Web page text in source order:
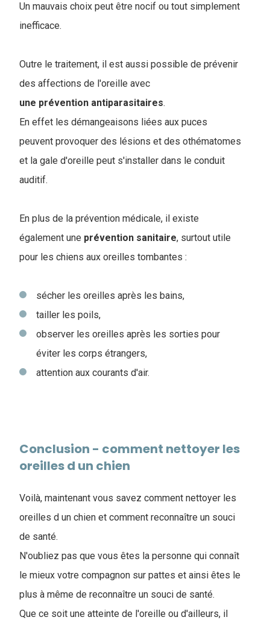
Un mauvais choix peut être nocif ou tout simplement
inefficace.
Outre le traitement, il est aussi possible de prévenir
des affections de l'oreille avec
une prévention antiparasitaires.
En effet les démangeaisons liées aux puces
peuvent provoquer des lésions et des othématomes
et la gale d'oreille peut s'installer dans le conduit
auditif.
En plus de la prévention médicale, il existe
également une prévention sanitaire, surtout utile
pour les chiens aux oreilles tombantes :
sécher les oreilles après les bains,
tailler les poils,
observer les oreilles après les sorties pour
éviter les corps étrangers,
attention aux courants d'air.
Conclusion - comment nettoyer les
oreilles d un chien
Voilà, maintenant vous savez comment nettoyer les
oreilles d un chien et comment reconnaître un souci
de santé.
N'oubliez pas que vous êtes la personne qui connaît
le mieux votre compagnon sur pattes et ainsi êtes le
plus à même de reconnaître un souci de santé.
Que ce soit une atteinte de l'oreille ou d'ailleurs, il